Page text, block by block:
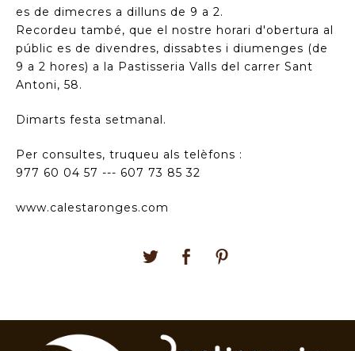
es de dimecres a dilluns de 9 a 2.
Recordeu també, que el nostre horari d'obertura al
públic es de divendres, dissabtes i diumenges (de
9 a 2 hores) a la Pastisseria Valls del carrer Sant
Antoni, 58.
Dimarts festa setmanal.
Per consultes, truqueu als telèfons :
977 60 04 57 --- 607 73 85 32
www.calestaronges.com